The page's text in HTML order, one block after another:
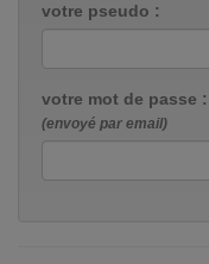
votre pseudo :
votre mot de passe :
(envoyé par email)